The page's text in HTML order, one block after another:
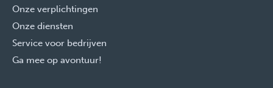
Onze verplichtingen
Onze diensten
Service voor bedrijven
Ga mee op avontuur!